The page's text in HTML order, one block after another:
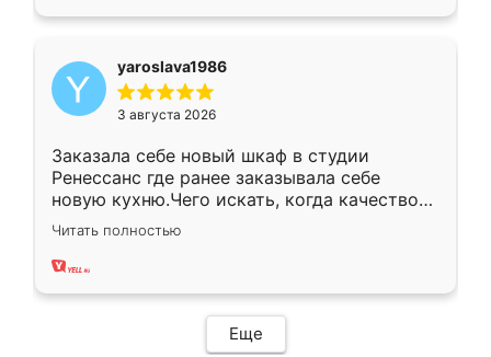
yaroslava1986
3 августа 2026
Заказала себе новый шкаф в студии
Ренессанс где ранее заказывала себе
новую кухню.Чего искать, когда качеством
вполне довольна. Служит кухня уже почти
два года, нареканий нет.
Читать полностью
Еще